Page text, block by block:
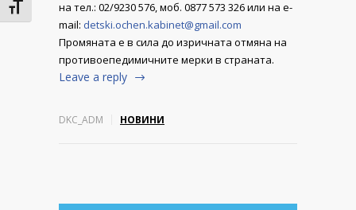
Toggle Font sizeна тел.: 02/9230 576, моб. 0877 573 326 или на е-
mail: detski.ochen.kabinet@gmail.com
Промяната е в сила до изричната отмяна на
противоепедимичните мерки в страната.
Leave a reply
DKC_ADM НОВИНИ